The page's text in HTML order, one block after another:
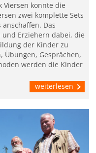
Viersen konnte die
zwei komplette Sets
Das
Erziehern dabei, die
der Kinder zu
Übungen, Gesprächen,
werden die Kinder
weiterlesen